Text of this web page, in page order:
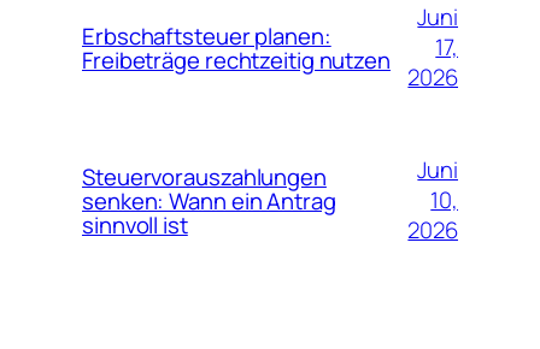
Erbschaftsteuer planen:
Freibeträge rechtzeitig nutzen
Juni
17,
2026
Steuervorauszahlungen
senken: Wann ein Antrag
sinnvoll ist
Juni
10,
2026